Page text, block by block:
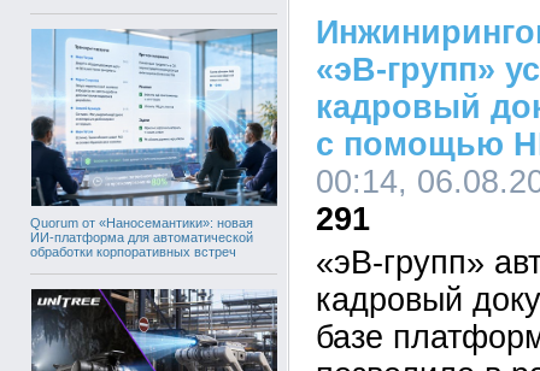
Quorum от «Наносемантики»: новая
ИИ-платформа для автоматической
обработки корпоративных встреч
«эВ-групп»
кадровый
с помощью
00:14,
291
«эВ-групп»
кадровый
базе